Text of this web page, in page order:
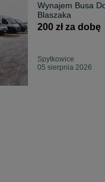
Wynajem Busa
Blaszaka
200 zł za dobę
Spytkowice
05 sierpnia 2026